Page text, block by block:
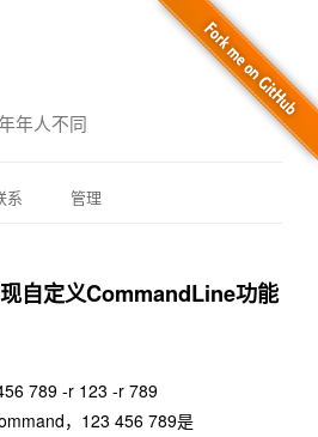
年人不同
系 管理
自定义CommandLine功能
789 -r 123 -r 789
，123 456 789是